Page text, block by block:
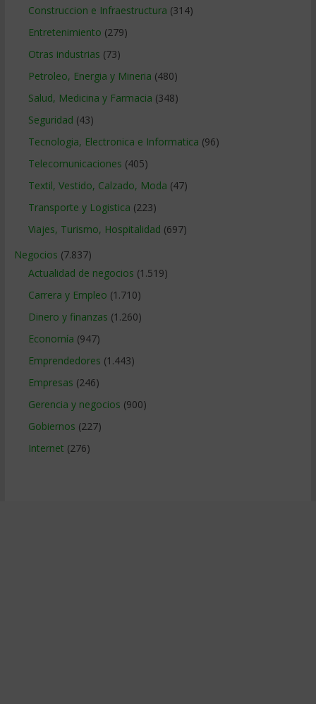
Construccion e Infraestructura (314)
Entretenimiento (279)
Otras industrias (73)
Petroleo, Energia y Mineria (480)
Salud, Medicina y Farmacia (348)
Seguridad (43)
Tecnologia, Electronica e Informatica (96)
Telecomunicaciones (405)
Textil, Vestido, Calzado, Moda (47)
Transporte y Logistica (223)
Viajes, Turismo, Hospitalidad (697)
Negocios (7.837)
Actualidad de negocios (1.519)
Carrera y Empleo (1.710)
Dinero y finanzas (1.260)
Economía (947)
Emprendedores (1.443)
Empresas (246)
Gerencia y negocios (900)
Gobiernos (227)
Internet (276)